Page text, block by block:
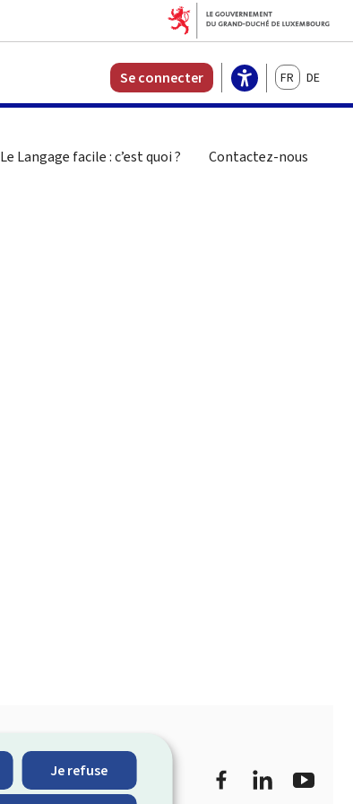
Je refuse
Se connecter FrançaisDeutsch
Le Langage facile : c’est quoi ? Contactez-nous
Restez
FacebookLinkedIn